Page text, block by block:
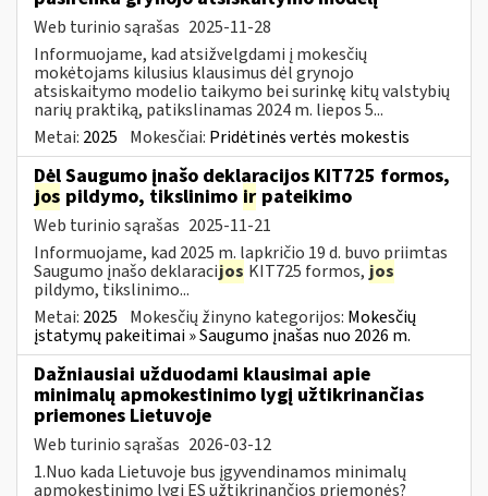
Web turinio sąrašas 2025-11-28
Informuojame, kad atsižvelgdami į mokesčių
mokėtojams kilusius klausimus dėl grynojo
atsiskaitymo modelio taikymo bei surinkę kitų valstybių
narių praktiką, patikslinamas 2024 m. liepos 5...
Metai: 2025 Mokesčiai: Pridėtinės vertės mokestis
Dėl Saugumo įnašo deklaracijos KIT725 formos,
jos pildymo, tikslinimo ir pateikimo
Web turinio sąrašas 2025-11-21
Informuojame, kad 2025 m. lapkričio 19 d. buvo priimtas
Saugumo įnašo deklaracijos KIT725 formos, jos
pildymo, tikslinimo...
Metai: 2025 Mokesčių žinyno kategorijos: Mokesčių
įstatymų pakeitimai » Saugumo įnašas nuo 2026 m.
Dažniausiai užduodami klausimai apie
minimalų apmokestinimo lygį užtikrinančias
priemones Lietuvoje
Web turinio sąrašas 2026-03-12
1.Nuo kada Lietuvoje bus įgyvendinamos minimalų
apmokestinimo lygį ES užtikrinančios priemonės?